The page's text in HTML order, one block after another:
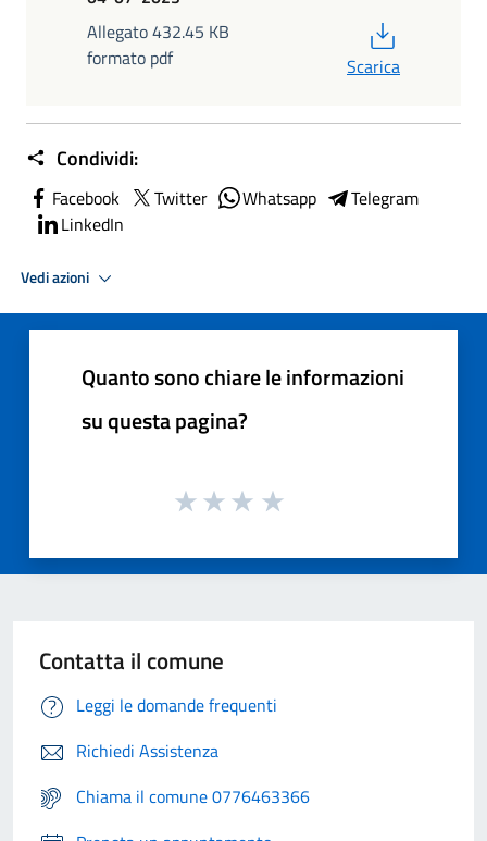
Allegato 432.45 KB
formato pdf
Scarica
Condividi:
Facebook Twitter Whatsapp
Telegram
LinkedIn
Vedi azioni
Quanto sono chiare le informazioni
su questa pagina?
Contatta il comune
Leggi le domande frequenti
Richiedi Assistenza
Chiama il comune 0776463366